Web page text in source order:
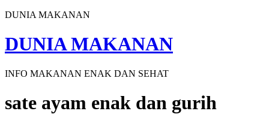
DUNIA MAKANAN
DUNIA MAKANAN
INFO MAKANAN ENAK DAN SEHAT
sate ayam enak dan gurih